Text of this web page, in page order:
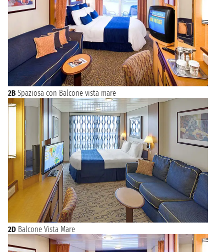
2B Spaziosa con Balcone vista mare
2D Balcone Vista Mare